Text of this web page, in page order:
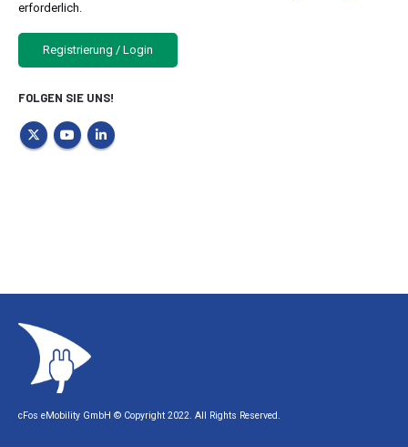
erforderlich.
Registrierung / Login
FOLGEN SIE UNS!
cFos eMobility GmbH © Copyright 2022. All Rights Reserved.